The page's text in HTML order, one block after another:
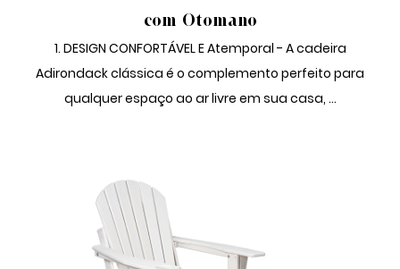
com Otomano
1. DESIGN CONFORTÁVEL E Atemporal - A cadeira
Adirondack clássica é o complemento perfeito para
qualquer espaço ao ar livre em sua casa, ...